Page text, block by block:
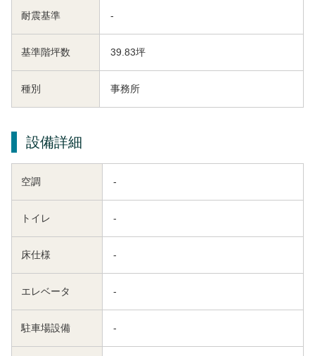
耐震基準 -
基準階坪数 39.83坪
種別 事務所
設備詳細
空調 -
トイレ -
床仕様 -
エレベータ -
駐車場設備 -